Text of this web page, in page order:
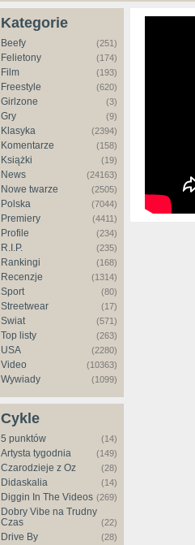
Kategorie
Beefy (251)
Felietony (174)
Film (193)
Freestyle (620)
Girlzone (3)
Gry (9)
Klasyka (2394)
Komentarze (158)
Książki (19)
News (24163)
Nowe twarze (2505)
Polska (7044)
Premiery (4411)
Profile (234)
R.I.P. (235)
Rankingi (168)
Recenzje (1314)
Sport (80)
Streetwear (17)
Świat (571)
Top listy (263)
USA (2280)
Video (10363)
Wywiady (1099)
Cykle
5 punktów (14)
Artysta tygodnia (149)
Czarodzieje z Oz (28)
Didaskalia (14)
Diggin In The Videos (269)
Dobry Vibe na Trudny
Czas
(22)
Drive By (28)